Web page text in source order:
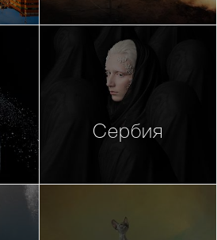
Сербия